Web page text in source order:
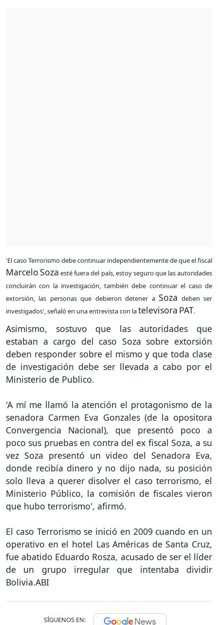
'El caso Terrorismo debe continuar independientemente de que el fiscal
MarceloSoza esté fuera del país, estoy seguro que las autoridades
concluirán con la investigación, también debe continuar el caso de
extorsión, las personas que debieron detener aSoza deben ser
investigados', señaló en una entrevista con latelevisora PAT.
Asimismo, sostuvo que las autoridades que
estaban a cargo del caso Soza sobre extorsión
deben responder sobre el mismo y que toda clase
de investigación debe ser llevada a cabo por el
Ministerio de Publico.
'A mí me llamó la atención el protagonismo de la
senadora Carmen Eva Gonzales (de la opositora
Convergencia Nacional), que presentó poco a
poco sus pruebas en contra del ex fiscal Soza, a su
vez Soza presentó un video del Senadora Eva,
donde recibía dinero y no dijo nada, su posición
solo lleva a querer disolver el caso terrorismo, el
Ministerio Público, la comisión de fiscales vieron
que hubo terrorismo', afirmó.
El caso Terrorismo se inició en 2009 cuando en un
operativo en el hotel Las Américas de Santa Cruz,
fue abatido Eduardo Rosza, acusado de ser el líder
de un grupo irregular que intentaba dividir
Bolivia.ABI
SÍGUENOS EN: